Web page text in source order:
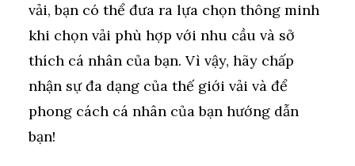
vải, bạn có thể đưa ra lựa chọn thông minh
khi chọn vải phù hợp với nhu cầu và sở
thích cá nhân của bạn. Vì vậy, hãy chấp
nhận sự đa dạng của thế giới vải và để
phong cách cá nhân của bạn hướng dẫn
bạn!